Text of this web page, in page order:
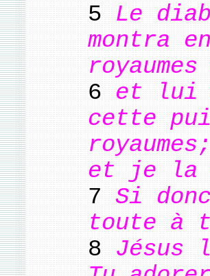
5Le
montra
6et lui
cette
et je la
7Si
toute à
8